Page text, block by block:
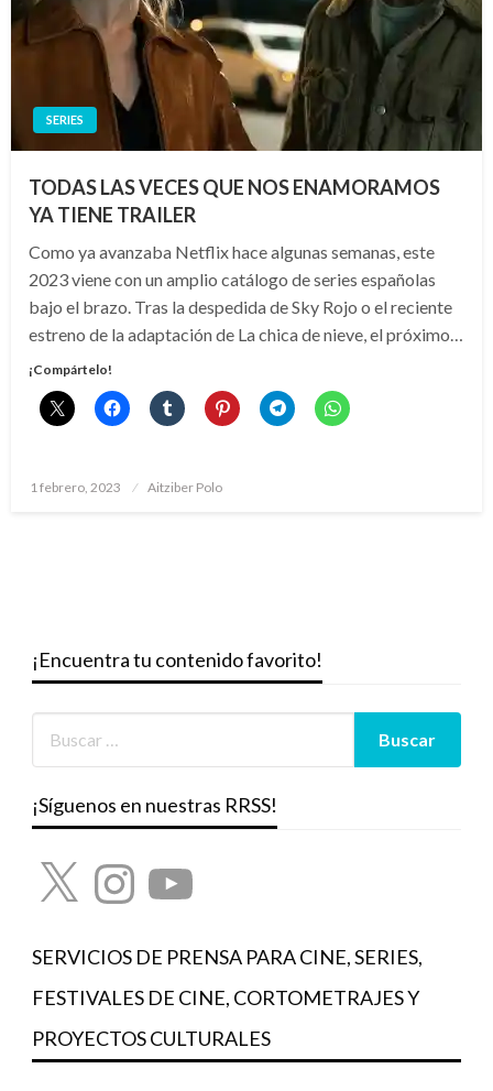
SERIES
TODAS LAS VECES QUE NOS ENAMORAMOS
YA TIENE TRAILER
Como ya avanzaba Netflix hace algunas semanas, este
2023 viene con un amplio catálogo de series españolas
bajo el brazo. Tras la despedida de Sky Rojo o el reciente
estreno de la adaptación de La chica de nieve, el próximo…
¡Compártelo!
Publicado
1 febrero, 2023 Aitziber Polo
¡Encuentra tu contenido favorito!
¡Síguenos en nuestras RRSS!
X InstagramYouTube
SERVICIOS DE PRENSA PARA CINE, SERIES,
FESTIVALES DE CINE, CORTOMETRAJES Y
PROYECTOS CULTURALES